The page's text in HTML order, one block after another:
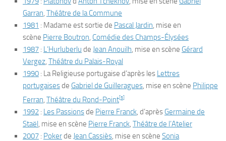
Garran, Théâtre de la Commune
1981 : Madame est sortie de Pascal Jardin, mise en
scène Pierre Boutron, Comédie des Champs-Élysées
1987 : L’Hurluberlu de Jean Anouilh, mise en scène Gérard
Vergez, Théâtre du Palais-Royal
1990 : La Religieuse portugaise d’après les Lettres
portugaisesde Gabriel de Guilleragues, mise en scène Philippe
Ferran, Théâtre du Rond-Point[5]
1992 : Les Passionsde Pierre Franck, d’après Germaine de
Staël, mise en scène Pierre Franck, Théâtre de l’Atelier
2007 : Pokerde Jean Cassiès, mise en scène Sonia